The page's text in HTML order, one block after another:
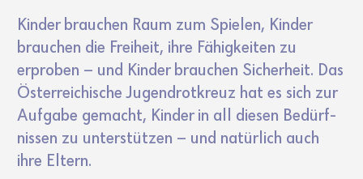
Kinder brau­chen Raum zum Spielen, Kinder
brau­chen die Frei­heit, ihre Fähig­keiten zu
erproben – und Kinder brau­chen Sicher­heit. Das
Öster­rei­chi­sche Jugend­rot­kreuz hat es sich zur
Aufgabe gemacht, Kinder in all diesen Bedürf­
nissen zu unter­stützen – und natür­lich auch
ihre Eltern.